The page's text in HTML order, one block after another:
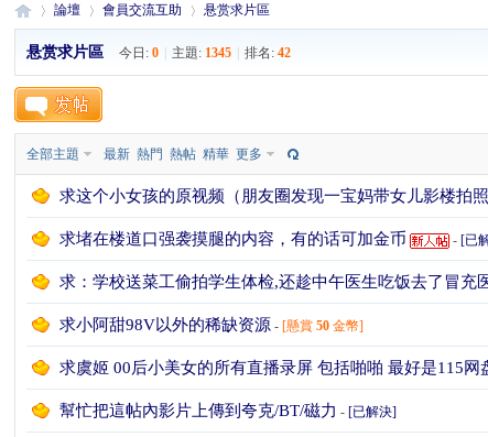
W
論壇
›
會員交流互助 悬赏求片區
悬赏求片區 今日:0 主題: 1345 排名:42
全部主題 最新 熱門 熱帖 精華 更多
求这个小女孩的原视频（朋友圈发现一宝妈带女儿影楼拍照
求堵在楼道口强袭摸腿的内容，有的话可加金币 - [已
求：学校送菜工偷拍学生体检,还趁中午医生吃饭去了冒充
求小阿甜98V以外的稀缺资源 - [懸賞50 金幣]
求虞姬 00后小美女的所有直播录屏 包括啪啪 最好是115网
幫忙把這帖內影片上傳到夸克/BT/磁力 - [已解決]